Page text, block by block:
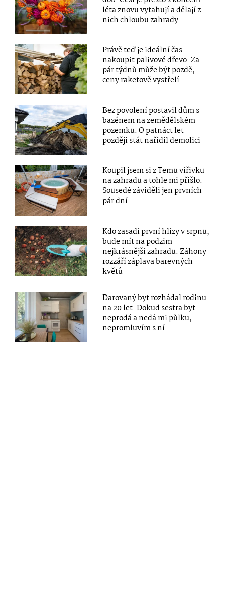
léta znovu vytahují a dělají z
nich chloubu zahrady
Právě teď je ideální čas
nakoupit palivové dřevo. Za
pár týdnů může být pozdě,
ceny raketově vystřelí
Bez povolení postavil dům s
bazénem na zemědělském
pozemku. O patnáct let
později stát nařídil demolici
Koupil jsem si z Temu vířivku
na zahradu a tohle mi přišlo.
Sousedé záviděli jen prvních
pár dní
Kdo zasadí první hlízy v srpnu,
bude mít na podzim
nejkrásnější zahradu. Záhony
rozzáří záplava barevných
květů
Darovaný byt rozhádal rodinu
na 20 let. Dokud sestra byt
neprodá a nedá mi půlku,
nepromluvím s ní